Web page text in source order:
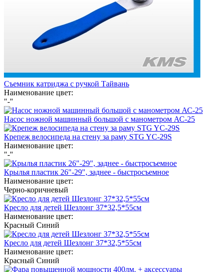
Съемник катриджа с ручкой Тайвань
Наименование цвет:
"-"
Насос ножной машинный большой с манометром АС-25
Крепеж велосипеда на стену за раму STG YC-29S
Наименование цвет:
"-"
Крылья пластик 26"-29", заднее - быстросъемное
Наименование цвет:
Черно-коричневый
Кресло для детей Шезлонг 37*32,5*55см
Наименование цвет:
Красный Синий
Кресло для детей Шезлонг 37*32,5*55см
Наименование цвет:
Красный Синий